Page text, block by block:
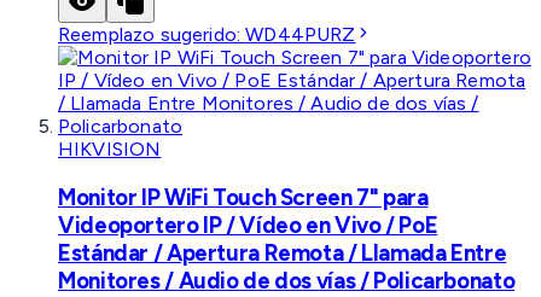
Reemplazo sugerido:WD44PURZ
HIKVISION
Monitor IP WiFi Touch Screen 7" para
Videoportero IP / Vídeo en Vivo / PoE
Estándar / Apertura Remota / Llamada Entre
Monitores / Audio de dos vías / Policarbonato